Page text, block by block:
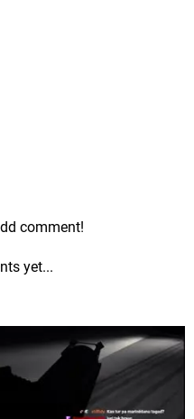
comment!
yet...